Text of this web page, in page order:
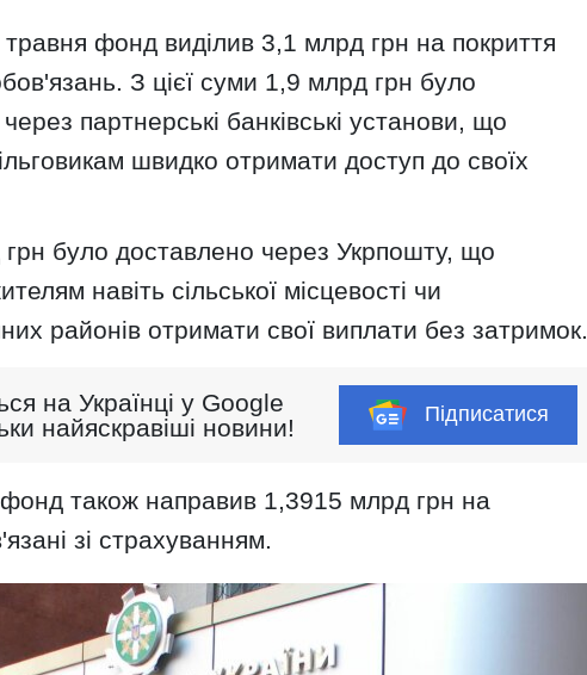
фонд виділив 3,1 млрд грн на покриття
З цієї суми 1,9 млрд грн було
партнерські банківські установи, що
швидко отримати доступ до своїх
було доставлено через Укрпошту, що
навіть сільської місцевості чи
районів отримати свої виплати без затримок.
на Українці у Google
найяскравіші новини!
Підписатися
фонд також направив 1,3915 млрд грн на
зі страхуванням.